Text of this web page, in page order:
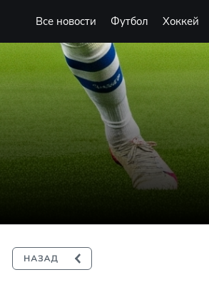
Все новости Футбол Хоккей